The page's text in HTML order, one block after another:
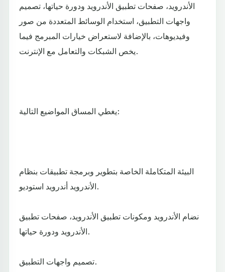
الأندرويد، صفحات تطبيق الأندرويد ودورة حياتها، تصميم
واجهات التطبيق، استخدام الوسائط المتعددة من صور
وفيديوهات، بالإضافة لاستعراض خيارات المبرمج فيما
يخص الشبكات والتعامل مع الإنترنت.
يغطي المساق المواضيع التالية:
البيئة المتكاملة الخاصة بتطوير وبرمجة تطبيقات بنظام
الأندرويد أندرويد استوديو.
نضام الأندرويد ومكونات تطبيق الأندرويد، صفحات تطبيق
الأندرويد ودورة حياتها.
تصميم واجهات التطبيق.